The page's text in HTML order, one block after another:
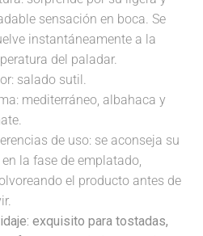
sensación en boca. Se
instantáneamente a la
del paladar.
salado sutil.
mediterráneo, albahaca y
de uso: se aconseja su
la fase de emplatado,
el producto antes de
exquisito para tostadas,